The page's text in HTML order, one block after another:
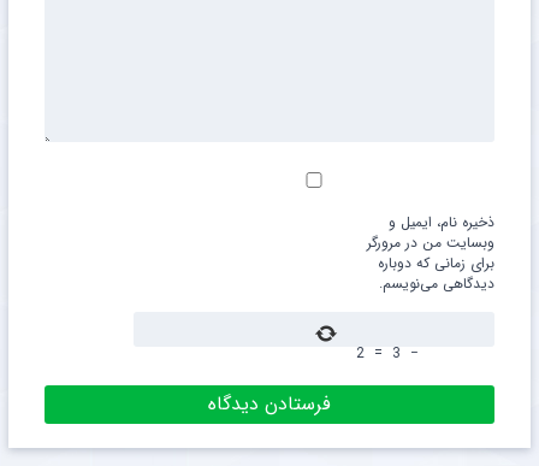
ذخیره نام، ایمیل و
وبسایت من در مرورگر
برای زمانی که دوباره
دیدگاهی می‌نویسم.
−
3
=
2